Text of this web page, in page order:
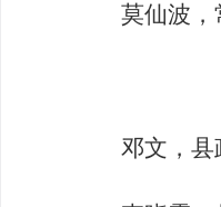
莫仙波，
邓文，县